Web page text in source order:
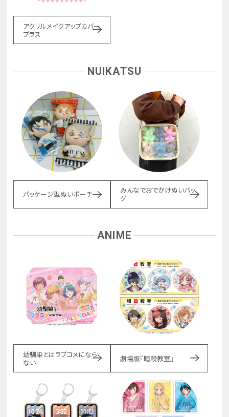
アクリルメイクアップカバー
プラス
NUIKATSU
パッケージ型ぬいポーチ
みんなでおでかけぬいバッ
グ
ANIME
幼馴染とはラブコメになら
ない
劇場版『暗殺教室』